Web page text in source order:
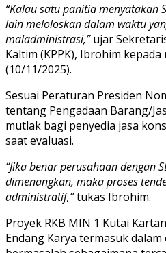
“Kalau satu panitia menyatakan
lain meloloskan dalam waktu
maladministrasi,”ujar
Kaltim (KPPK), Ibrohim kepada
(10/11/2025).
Sesuai Peraturan Presiden
tentang Pengadaan Barang/
mutlak bagi penyedia jasa
saat evaluasi.
“Jika benar perusahaan dengan
dimenangkan, maka proses
administratif,”tukas Ibrohim.
Proyek RKB MIN 1 Kutai
Endang Karya termasuk